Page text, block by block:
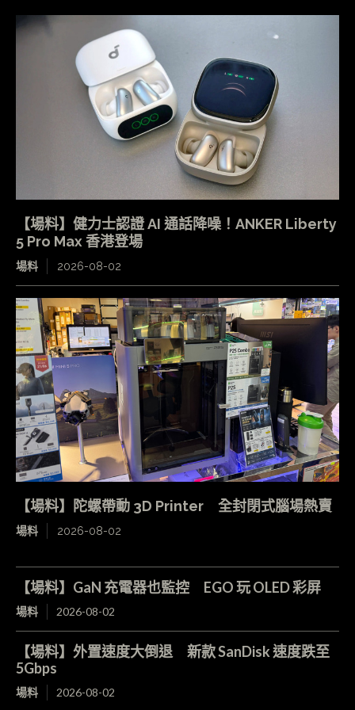
【場料】健力士認證 AI 通話降噪！ANKER Liberty
5 Pro Max 香港登場
場料 2026-08-02
【場料】陀螺帶動 3D Printer 全封閉式腦場熱賣
場料 2026-08-02
【場料】GaN 充電器也監控 EGO 玩 OLED 彩屏
場料 2026-08-02
【場料】外置速度大倒退 新款 SanDisk 速度跌至
5Gbps
場料 2026-08-02